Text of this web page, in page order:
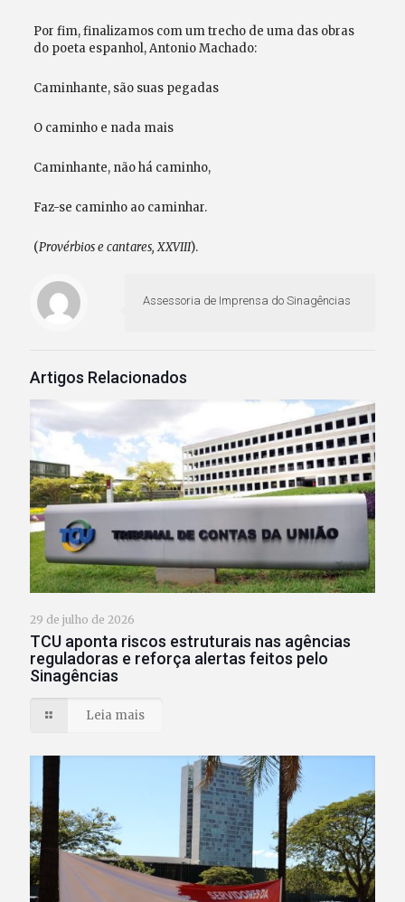
Por fim, finalizamos com um trecho de uma das obras
do poeta espanhol, Antonio Machado:
Caminhante, são suas pegadas
O caminho e nada mais
Caminhante, não há caminho,
Faz-se caminho ao caminhar.
(Provérbios e cantares, XXVIII).
Assessoria de Imprensa do Sinagências
Artigos Relacionados
29 de julho de 2026
TCU aponta riscos estruturais nas agências
reguladoras e reforça alertas feitos pelo
Sinagências
Leia mais